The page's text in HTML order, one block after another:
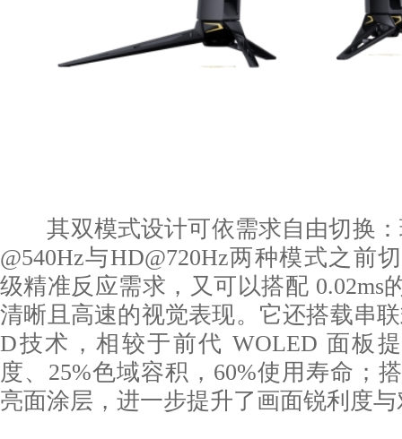
其双模式设计可依需求自由切换：
@540Hz与HD@720Hz两种模式之前
级精准反应需求，又可以搭配 0.02ms
清晰且高速的视觉表现。它还搭载串联
D技术，相较于前代 WOLED 面板
度、25%色域容积，60%使用寿命；
亮面涂层，进一步提升了画面锐利度